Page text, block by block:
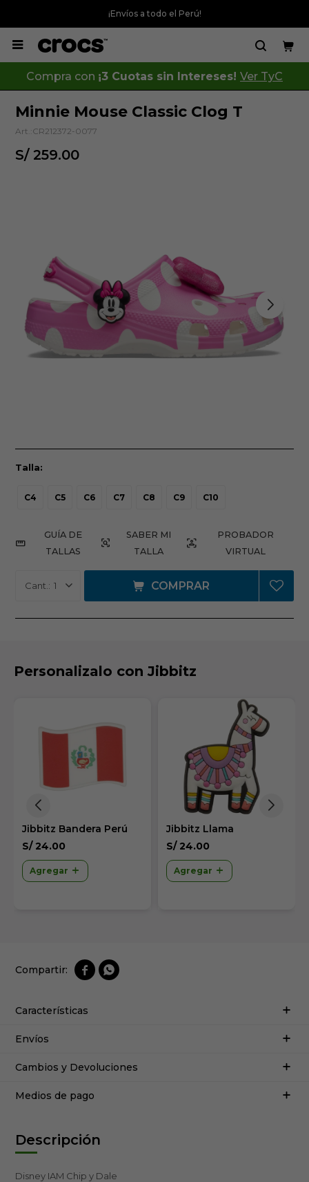
¡Envíos a todo el Perú!

Compra con ¡3 Cuotas sin Intereses! Ver TyC
Minnie Mouse Classic Clog T
CR212372-0077
S/ 259.00
Talla:
C4 C5 C6 C7 C8 C9 C10
GUÍA DE
TALLAS
PROBADOR
VIRTUAL
1 COMPRAR
 
Características
Envíos
Cambios y Devoluciones
Medios de pago
Descripción
Disney IAM Chip y Dale
Personalizalo con Jibbitz
Jibbitz Bandera Perú
S/ 24.00
Agregar
Jibbitz Llama
S/ 24.00
Agregar